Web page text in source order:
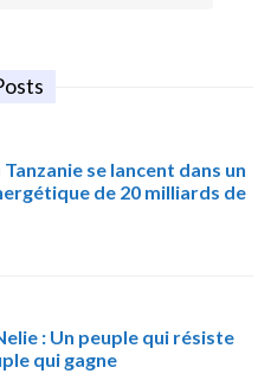
Tanzanie se lancent dans un
de 20 milliards de
: Un peuple qui résiste
qui gagne